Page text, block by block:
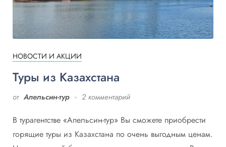
НОВОСТИ И АКЦИИ
Туры из Казахстана
от Апельсин-тур 2 комментарий
В турагентстве «Апельсин-тур» Вы сможете приобрести
горящие туры из Казахстана по очень выгодным ценам.